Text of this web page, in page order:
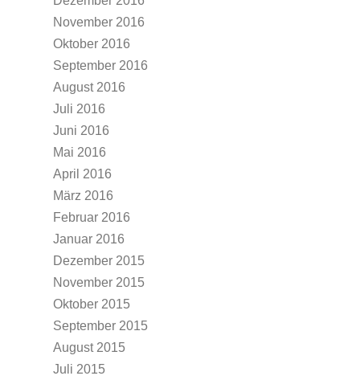
November 2016
Oktober 2016
September 2016
August 2016
Juli 2016
Juni 2016
Mai 2016
April 2016
März 2016
Februar 2016
Januar 2016
Dezember 2015
November 2015
Oktober 2015
September 2015
August 2015
Juli 2015